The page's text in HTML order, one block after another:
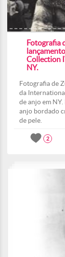
Fotografia
Collection
NY.
Fotografia de
da
de anjo em
anjo bordado
de pele.
2